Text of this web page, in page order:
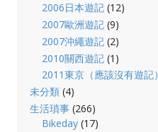
2006日本遊記 (12)
2007歐洲遊記 (9)
2007沖繩遊記 (2)
2010關西遊記 (1)
2011東京（應該沒有遊記）
未分類(4)
生活瑣事(266)
Bikeday (17)